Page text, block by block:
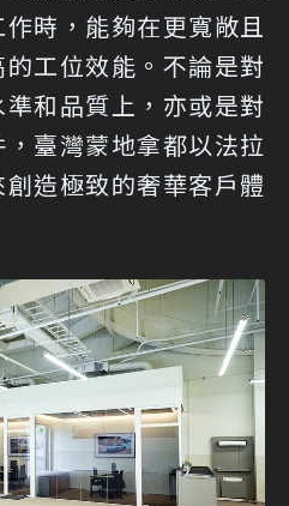
時，能夠在更寬敞且
工位效能。不論是對
和品質上，亦或是對
臺灣蒙地拿都以法拉
造極致的奢華客戶體